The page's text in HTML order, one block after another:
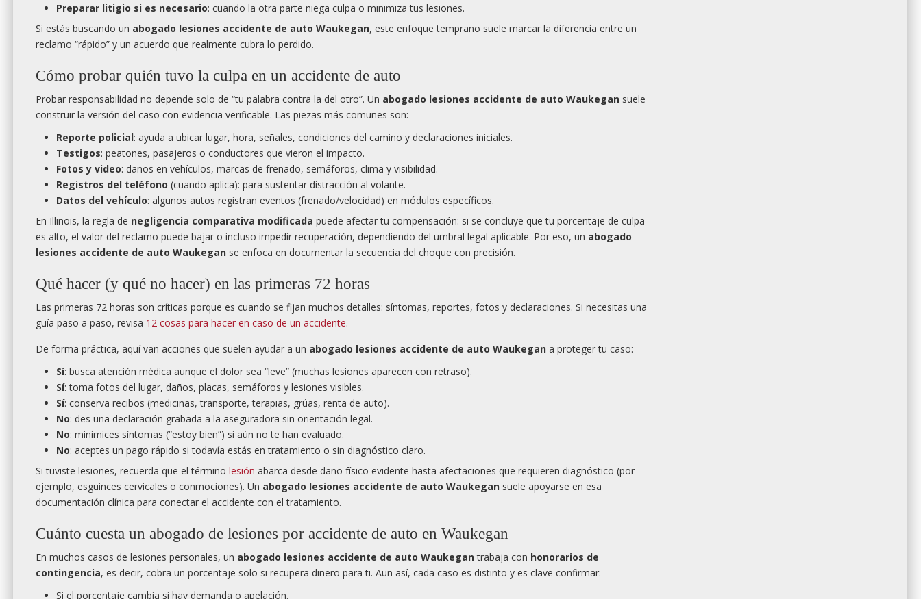
Preparar litigio si es necesario: cuando la otra parte niega culpa o minimiza tus lesiones.
Si estás buscando un abogado lesiones accidente de auto Waukegan, este enfoque temprano suele marcar la diferencia entre un
reclamo “rápido” y un acuerdo que realmente cubra lo perdido.
Cómo probar quién tuvo la culpa en un accidente de auto
Probar responsabilidad no depende solo de “tu palabra contra la del otro”. Un abogado lesiones accidente de auto Waukegan suele
construir la versión del caso con evidencia verificable. Las piezas más comunes son:
Reporte policial: ayuda a ubicar lugar, hora, señales, condiciones del camino y declaraciones iniciales.
Testigos: peatones, pasajeros o conductores que vieron el impacto.
Fotos y video: daños en vehículos, marcas de frenado, semáforos, clima y visibilidad.
Registros del teléfono (cuando aplica): para sustentar distracción al volante.
Datos del vehículo: algunos autos registran eventos (frenado/velocidad) en módulos específicos.
En Illinois, la regla de negligencia comparativa modificada puede afectar tu compensación: si se concluye que tu porcentaje de culpa
es alto, el valor del reclamo puede bajar o incluso impedir recuperación, dependiendo del umbral legal aplicable. Por eso, un abogado
lesiones accidente de auto Waukegan se enfoca en documentar la secuencia del choque con precisión.
Qué hacer (y qué no hacer) en las primeras 72 horas
Las primeras 72 horas son críticas porque es cuando se fijan muchos detalles: síntomas, reportes, fotos y declaraciones. Si necesitas una
guía paso a paso, revisa 12 cosas para hacer en caso de un accidente.
De forma práctica, aquí van acciones que suelen ayudar a un abogado lesiones accidente de auto Waukegan a proteger tu caso:
Sí: busca atención médica aunque el dolor sea “leve” (muchas lesiones aparecen con retraso).
Sí: toma fotos del lugar, daños, placas, semáforos y lesiones visibles.
Sí: conserva recibos (medicinas, transporte, terapias, grúas, renta de auto).
No: des una declaración grabada a la aseguradora sin orientación legal.
No: minimices síntomas (“estoy bien”) si aún no te han evaluado.
No: aceptes un pago rápido si todavía estás en tratamiento o sin diagnóstico claro.
Si tuviste lesiones, recuerda que el término lesión abarca desde daño físico evidente hasta afectaciones que requieren diagnóstico (por
ejemplo, esguinces cervicales o conmociones). Un abogado lesiones accidente de auto Waukegan suele apoyarse en esa
documentación clínica para conectar el accidente con el tratamiento.
Cuánto cuesta un abogado de lesiones por accidente de auto en Waukegan
En muchos casos de lesiones personales, un abogado lesiones accidente de auto Waukegantrabaja con honorarios de
contingencia, es decir, cobra un porcentaje solo si recupera dinero para ti. Aun así, cada caso es distinto y es clave confirmar:
Si el porcentaje cambia si hay demanda o apelación.